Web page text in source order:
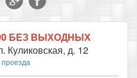
БЕЗ ВЫХОДНЫХ
д. 12